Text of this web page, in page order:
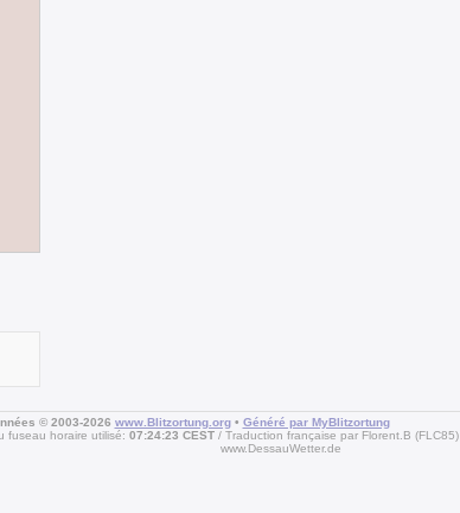
© 2003-2026 www.Blitzortung.org• Généré par MyBlitzortung
fuseau horaire utilisé: 07:24:23 CEST Traduction française par Florent.B (FLC85)
www.DessauWetter.de